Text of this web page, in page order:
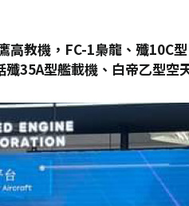
高教機，FC-1梟龍、殲10C
殲35A型艦載機、白帝乙型空